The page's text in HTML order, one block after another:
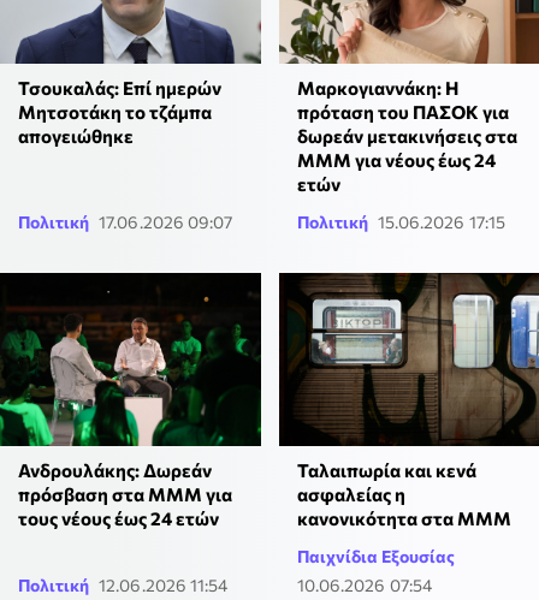
Τσουκαλάς: Επί ημερών
Μητσοτάκη το τζάμπα
απογειώθηκε
Πολιτική 17.06.2026 09:07
Μαρκογιαννάκη: Η
πρόταση του ΠΑΣΟΚ για
δωρεάν μετακινήσεις στα
ΜΜΜ για νέους έως 24
ετών
Πολιτική 15.06.2026 17:15
Ανδρουλάκης: Δωρεάν
πρόσβαση στα ΜΜΜ για
τους νέους έως 24 ετών
Πολιτική 12.06.2026 11:54
Ταλαιπωρία και κενά
ασφαλείας η
κανονικότητα στα ΜΜΜ
Παιχνίδια Εξουσίας
10.06.2026 07:54